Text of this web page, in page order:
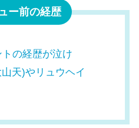
ー前の経歴
の経歴が泣け
天)やリュウヘイ